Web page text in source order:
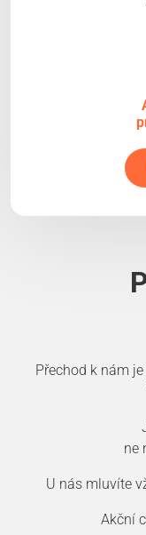
Přechod k nám
ne
U nás mluvíte
Akční